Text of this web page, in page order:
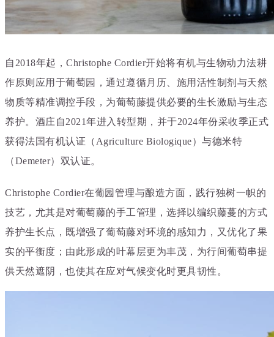
自2018年起，Christophe Cordier开始将有机与生物动力法耕
作原则应用于葡萄园，通过遵循月历、施用活性制剂与天然
物质等精准调控手段，为葡萄藤提供必要的生长激励与生态
养护。酒庄自2021年进入转型期，并于2024年份采收季正式
获得法国有机认证（ Agriculture Biologique）与德米特
（Demeter）双认证。
Christophe Cordier在葡园管理与酿造方面，践行独树一帜的
技艺，尤其是对葡萄藤的手工管理，选择以编织藤蔓的方式
养护生长点，既增强了葡萄藤对环境的感知力，又优化了果
实的平衡度；由此形成的叶幕层更为丰茂，为行间葡萄串提
供天然遮阴，也使其在应对气候变化时更具韧性。